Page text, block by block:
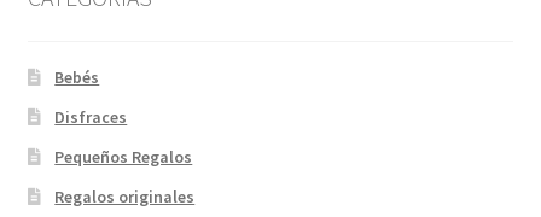
Bebés
Disfraces
Pequeños Regalos
Regalos originales